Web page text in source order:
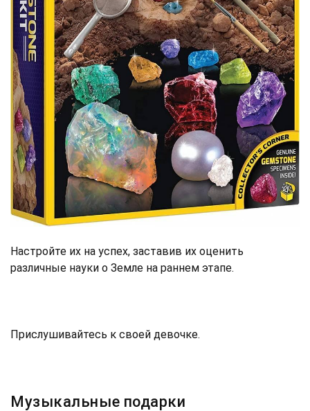
Настройте их на успех, заставив их оценить
различные науки о Земле на раннем этапе.
Прислушивайтесь к своей девочке.
Музыкальные подарки